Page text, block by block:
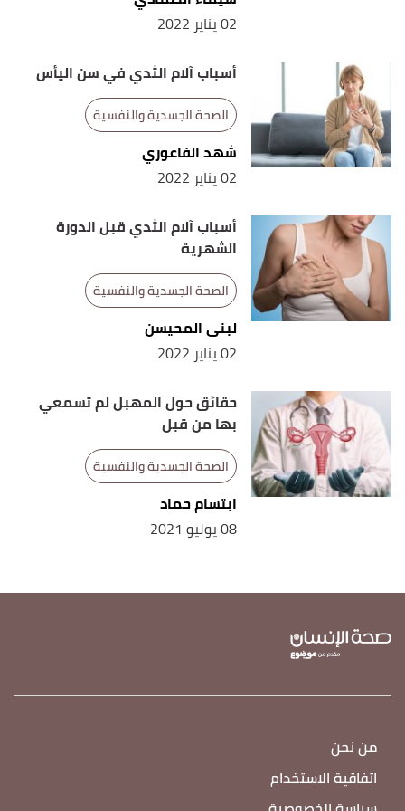
02 يناير 2022
أسباب آلام الثدي في سن اليأس
الصحة الجسدية والنفسية
شهد الفاعوري
02 يناير 2022
أسباب آلام الثدي قبل الدورة
الشهرية
الصحة الجسدية والنفسية
لبنى المحيسن
02 يناير 2022
حقائق حول المهبل لم تسمعي
بها من قبل
الصحة الجسدية والنفسية
ابتسام حماد
08 يوليو 2021
من نحن
اتفاقية الاستخدام